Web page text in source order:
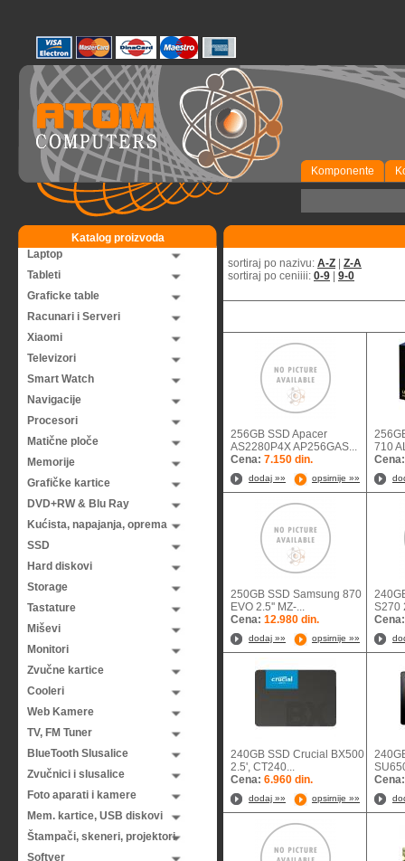
Komponente
Katalog proizvoda
Laptop
Tableti
Graficke table
Racunari i Serveri
Xiaomi
Televizori
Smart Watch
Navigacije
Procesori
Matične ploče
Memorije
Grafičke kartice
DVD+RW & Blu Ray
Kućista, napajanja, oprema
SSD
Hard diskovi
Storage
Tastature
Miševi
Monitori
Zvučne kartice
Cooleri
Web Kamere
TV, FM Tuner
BlueTooth Slusalice
Zvučnici i slusalice
Foto aparati i kamere
Mem. kartice, USB diskovi
Štampači, skeneri, projektori
Softver
sortiraj po nazivu: A-Z
Z-A
sortiraj po ceniiii: 0-9 9-0
256GB SSD Apacer
AS2280P4X AP256GAS...
Cena: 7.150 din.
dodaj »» opsirnije »»
710
250GB SSD Samsung 870
EVO 2.5'' MZ-...
Cena: 12.980 din.
dodaj »» opsirnije »»
S270
240GB SSD Crucial BX500
2.5', CT240...
Cena: 6.960 din.
dodaj »» opsirnije »»